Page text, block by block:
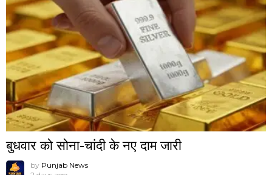
बुधवार को सोना-चांदी के नए दाम जारी
by Punjab News